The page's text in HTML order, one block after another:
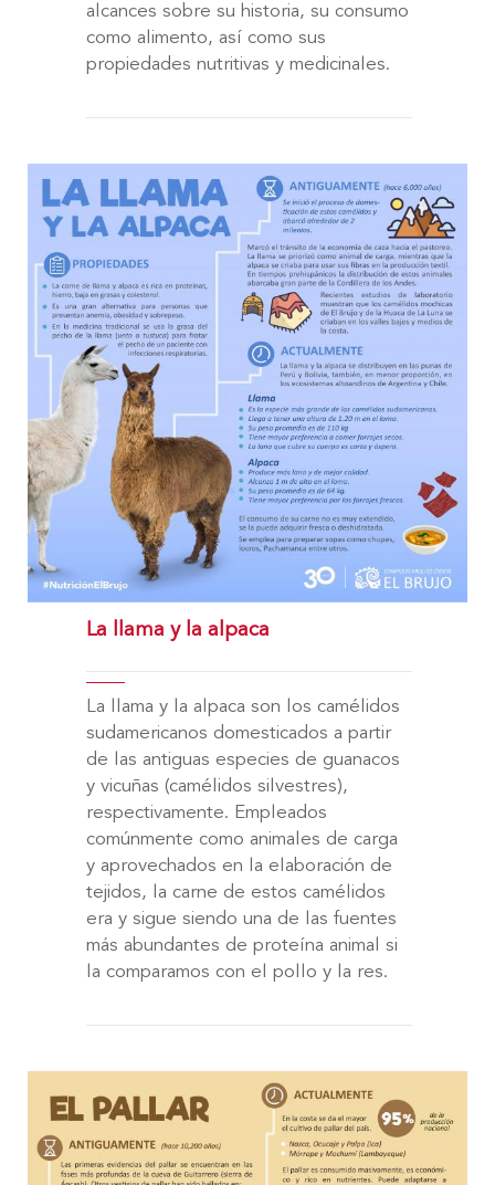
alcances sobre su historia, su consumo
como alimento, así como sus
propiedades nutritivas y medicinales.
La llama y la alpaca
La llama y la alpaca son los camélidos
sudamericanos domesticados a partir
de las antiguas especies de guanacos
y vicuñas (camélidos silvestres),
respectivamente. Empleados
comúnmente como animales de carga
y aprovechados en la elaboración de
tejidos, la carne de estos camélidos
era y sigue siendo una de las fuentes
más abundantes de proteína animal si
la comparamos con el pollo y la res.